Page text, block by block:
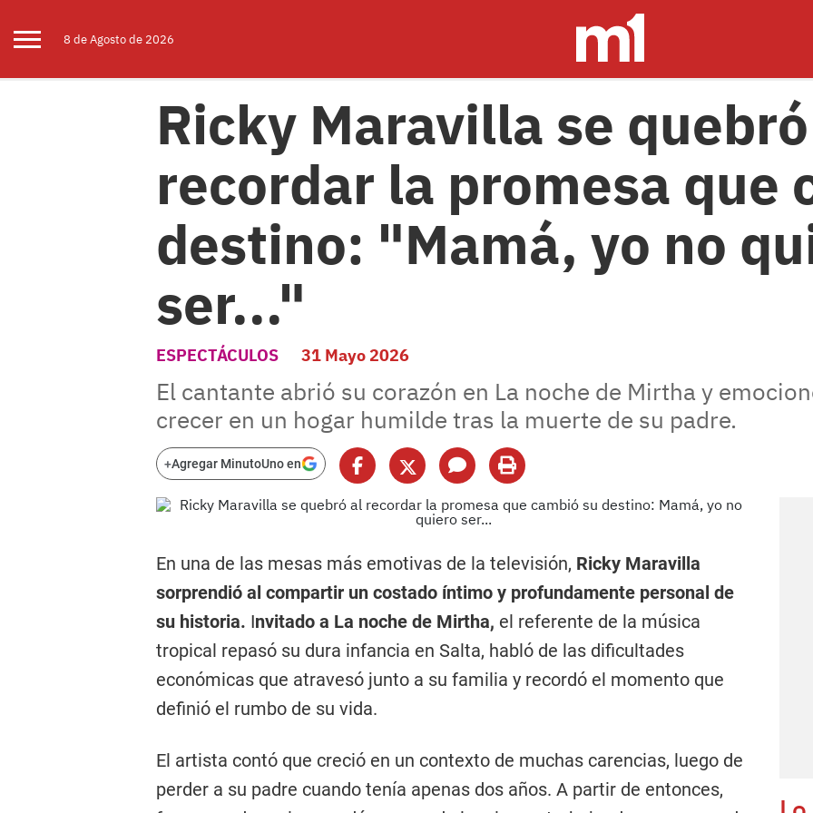
8 deAgostode 2026
Ricky Maravilla se
recordar la promesa que
destino: "Mamá, yo no
ser..."
ESPECTÁCULOS 31 Mayo 2026
El cantante abrió su corazón en La noche de Mirtha y
crecer en un hogar humilde tras la muerte de su padre.
+Agregar MinutoUno en
En una de las mesas más emotivas de la televisión, Ricky Maravilla
sorprendió al compartir un costado íntimo y profundamente personal de
su historia. Invitado a La noche de Mirtha, el referente de la música
tropical repasó su dura infancia en Salta, habló de las dificultades
económicas que atravesó junto a su familia y recordó el momento que
definió el rumbo de su vida.
El artista contó que creció en un contexto de muchas carencias, luego de
perder a su padre cuando tenía apenas dos años. A partir de entonces,